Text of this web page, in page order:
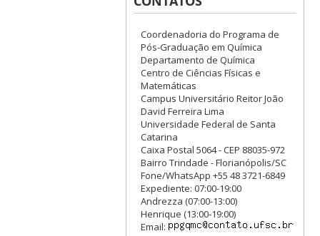
Coordenadoria do Programa de
Pós-Graduação em Química
Departamento de Química
Centro de Ciências Físicas e
Matemáticas
Campus Universitário Reitor João
David Ferreira Lima
Universidade Federal de Santa
Catarina
Caixa Postal 5064 - CEP 88035-972
Bairro Trindade - Florianópolis/SC
Fone/WhatsApp +55 48 3721-6849
Expediente: 07:00-19:00
Andrezza (07:00-13:00)
Henrique (13:00-19:00)
Email: